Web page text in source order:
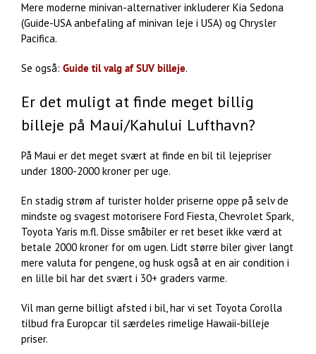
Mere moderne minivan-alternativer inkluderer Kia Sedona
(Guide-USA anbefaling af minivan leje i USA) og Chrysler
Pacifica.
Se også: Guide til valg af SUV billeje.
Er det muligt at finde meget billig
billeje på Maui/Kahului Lufthavn?
På Maui er det meget svært at finde en bil til lejepriser
under 1800-2000 kroner per uge.
En stadig strøm af turister holder priserne oppe på selv de
mindste og svagest motorisere Ford Fiesta, Chevrolet Spark,
Toyota Yaris m.fl. Disse småbiler er ret beset ikke værd at
betale 2000 kroner for om ugen. Lidt større biler giver langt
mere valuta for pengene, og husk også at en air condition i
en lille bil har det svært i 30+ graders varme.
Vil man gerne billigt afsted i bil, har vi set Toyota Corolla
tilbud fra Europcar til særdeles rimelige Hawaii-billeje
priser.